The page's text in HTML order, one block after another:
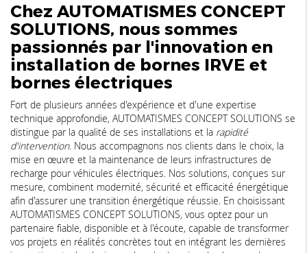
Chez AUTOMATISMES CONCEPT
SOLUTIONS, nous sommes
passionnés par l'innovation en
installation de bornes IRVE et
bornes électriques
Fort de plusieurs années d'expérience et d'une expertise
technique approfondie, AUTOMATISMES CONCEPT SOLUTIONS se
distingue par la qualité de ses installations et la rapidité
d'intervention. Nous accompagnons nos clients dans le choix, la
mise en œuvre et la maintenance de leurs infrastructures de
recharge pour véhicules électriques. Nos solutions, conçues sur
mesure, combinent modernité, sécurité et efficacité énergétique
afin d'assurer une transition énergétique réussie. En choisissant
AUTOMATISMES CONCEPT SOLUTIONS, vous optez pour un
partenaire fiable, disponible et à l'écoute, capable de transformer
vos projets en réalités concrètes tout en intégrant les dernières